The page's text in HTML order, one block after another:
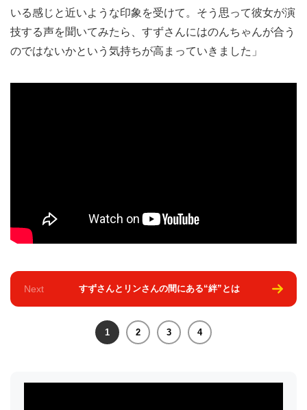
いる感じと近いような印象を受けて。そう思って彼女が演
技する声を聞いてみたら、すずさんにはのんちゃんが合う
のではないかという気持ちが高まっていきました」
Next すずさんとリンさんの間にある“絆”とは
1 2 3 4